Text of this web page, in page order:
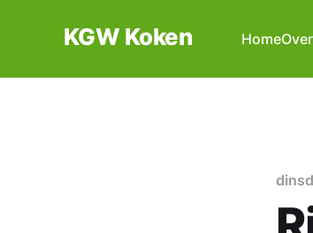
KGW Koken HomeOver